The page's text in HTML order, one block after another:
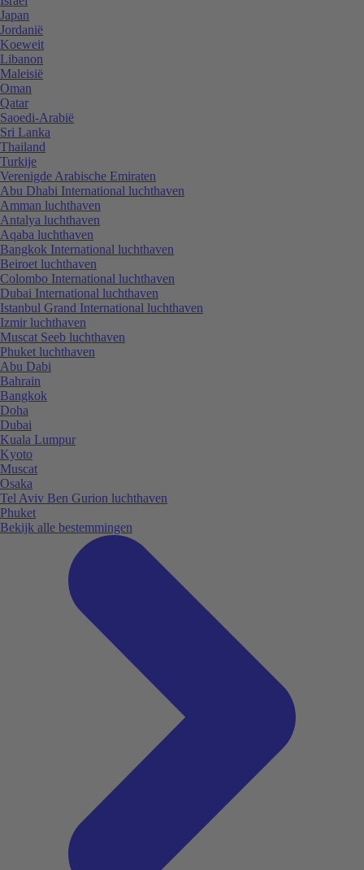
Japan
Jordanië
Koeweit
Libanon
Maleisië
Oman
Qatar
Saoedi-Arabië
Sri Lanka
Thailand
Turkije
Verenigde Arabische Emiraten
Abu Dhabi International luchthaven
Amman luchthaven
Antalya luchthaven
Aqaba luchthaven
Bangkok International luchthaven
Beiroet luchthaven
Colombo International luchthaven
Dubai International luchthaven
Istanbul Grand International luchthaven
Izmir luchthaven
Muscat Seeb luchthaven
Phuket luchthaven
Abu Dabi
Bahrain
Bangkok
Doha
Dubai
Kuala Lumpur
Kyoto
Muscat
Osaka
Tel Aviv Ben Gurion luchthaven
Phuket
Bekijk alle bestemmingen